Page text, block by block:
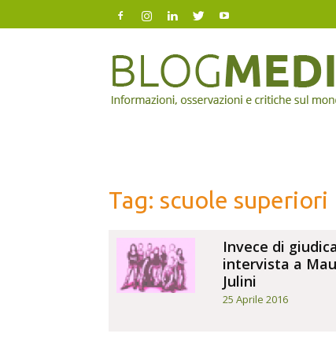
Mediazione
Tag: scuole superiori
Invece di
intervista a
Julini
25 Aprile 2016